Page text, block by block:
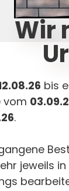
Wir
bis
vom
.
jeweils